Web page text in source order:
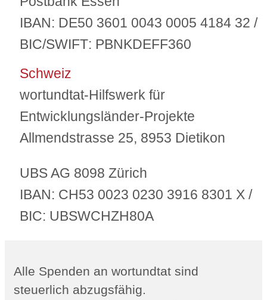
IBAN: DE50 3601 0043 0005 4184 32 /
BIC/SWIFT: PBNKDEFF360
Schweiz
wortundtat-Hilfswerk für
Entwicklungsländer-Projekte
Allmendstrasse 25, 8953 Dietikon
UBS AG 8098 Zürich
IBAN: CH53 0023 0230 3916 8301 X /
BIC: UBSWCHZH80A
Alle Spenden an wortundtat sind
steuerlich abzugsfähig.